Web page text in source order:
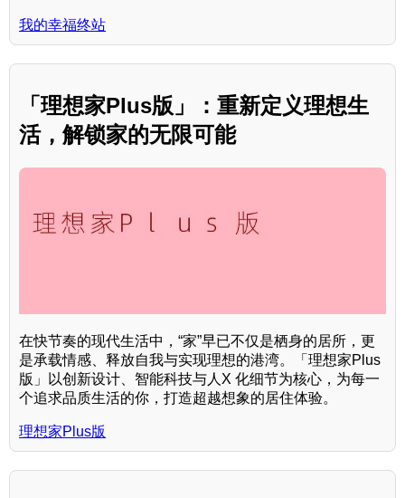
我的幸福终站
「理想家Plus版」：重新定义理想生
活，解锁家的无限可能
在快节奏的现代生活中，“家”早已不仅是栖身的居所，更
是承载情感、释放自我与实现理想的港湾。「理想家Plus
版」以创新设计、智能科技与人X 化细节为核心，为每一
个追求品质生活的你，打造超越想象的居住体验。
理想家Plus版